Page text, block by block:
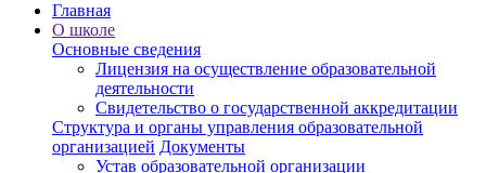
Главная
О школе
Основные сведения
Лицензия на осуществление образовательной
деятельности
Свидетельство о государственной аккредитации
Структура и органы управления образовательной
организацией Документы
Устав образовательной организации